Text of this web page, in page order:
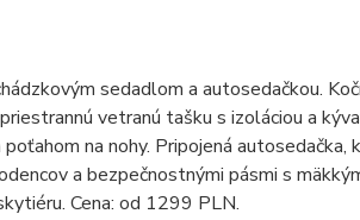
sedadlom a autosedačkou.
vetranú tašku s izoláciou a
na nohy. Pripojená autosedačka,
a bezpečnostnými pásmi s
Cena: od 1299 PLN.